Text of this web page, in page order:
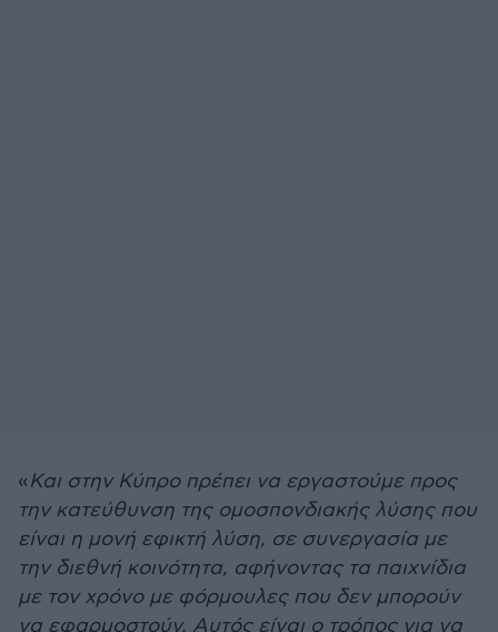
«Και στην Κύπρο πρέπει να εργαστούμε προς
την κατεύθυνση της ομοσπονδιακής λύσης που
είναι η μονή εφικτή λύση, σε συνεργασία με
την διεθνή κοινότητα, αφήνοντας τα παιχνίδια
με τον χρόνο με φόρμουλες που δεν μπορούν
να εφαρμοστούν. Αυτός είναι ο τρόπος για να